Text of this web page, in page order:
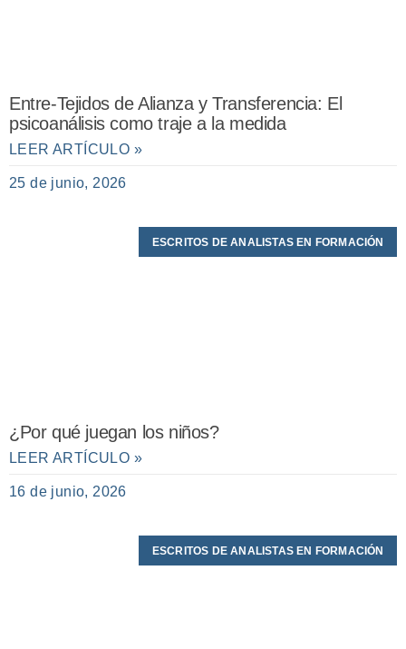
Entre-Tejidos de Alianza y Transferencia: El
psicoanálisis como traje a la medida
LEER ARTÍCULO »
25 de junio, 2026
ESCRITOS DE ANALISTAS EN FORMACIÓN
¿Por qué juegan los niños?
LEER ARTÍCULO »
16 de junio, 2026
ESCRITOS DE ANALISTAS EN FORMACIÓN